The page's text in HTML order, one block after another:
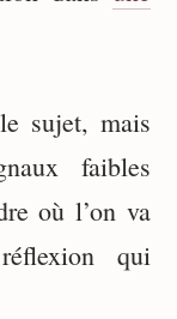
sujet, mais
faibles
où l’on va
qui